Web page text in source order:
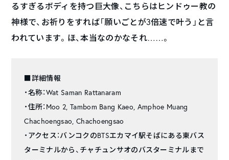
るすぎるボディを持つ巨大像、こちらはヒンドゥー教の
神様で、お祈りをすれば「願いごとが3倍速で叶う」と言
われています。ほ、本当なのかなそれ……。
■詳細情報
・名称：Wat Saman Rattanaram
・住所：Moo 2, Tambom Bang Kaeo, Amphoe Muang
Chachoengsao, Chachoengsao
・アクセス：バンコクのBTSエカマイ駅そばにある東バス
ターミナルから、チャチュンサオのバスターミナルまで